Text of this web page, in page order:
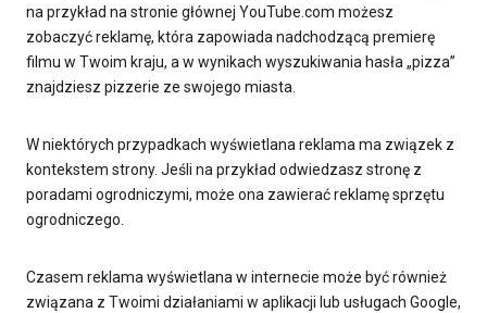
na przykład na stronie głównej YouTube.com możesz
zobaczyć reklamę, która zapowiada nadchodzącą premierę
filmu w Twoim kraju, a w wynikach wyszukiwania hasła „pizza”
znajdziesz pizzerie ze swojego miasta.
W niektórych przypadkach wyświetlana reklama ma związek z
kontekstem strony. Jeśli na przykład odwiedzasz stronę z
poradami ogrodniczymi, może ona zawierać reklamę sprzętu
ogrodniczego.
Czasem reklama wyświetlana w internecie może być również
związana z Twoimi działaniami w aplikacji lub usługach Google,